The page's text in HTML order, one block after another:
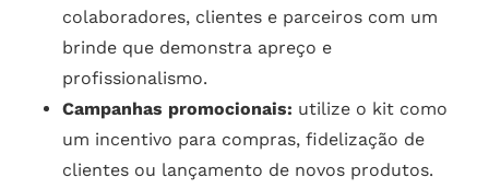
colaboradores, clientes e parceiros com um
brinde que demonstra apreço e
profissionalismo.
Campanhas promocionais: utilize o kit como
um incentivo para compras, fidelização de
clientes ou lançamento de novos produtos.